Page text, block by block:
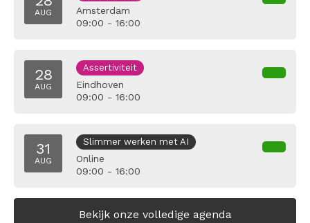
AUG
Amsterdam
09:00 - 16:00
28
AUG
Assertiviteit
Eindhoven
09:00 - 16:00
31
AUG
Slimmer werken met AI
Online
09:00 - 16:00
Bekijk onze volledige agenda